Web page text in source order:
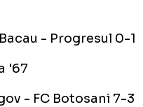
- Progresul 0-1
'67
- FC Botosani 7-3